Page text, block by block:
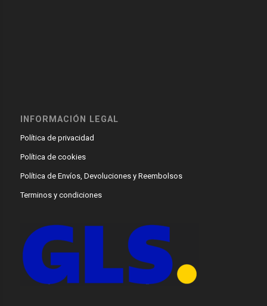
INFORMACIÓN LEGAL
Política de privacidad
Política de cookies
Política de Envíos, Devoluciones y Reembolsos
Terminos y condiciones